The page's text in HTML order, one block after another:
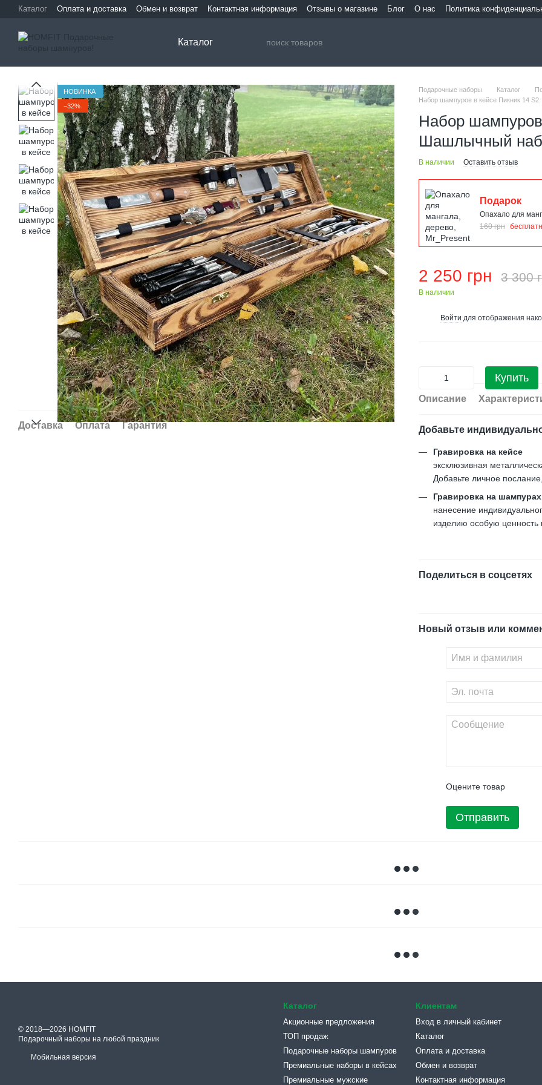
Перейти к основному контенту
Каталог Оплата и доставка Обмен и возврат Контактная информация Отзывы о магазине Блог О нас Политика
Каталог
НОВИНКА
−32%
Доставка Оплата Гарантия
Подарочные наборы Каталог
Набор шампуров в кейсе Пикник 14
Набор
Шашлычный
В наличии Оставить отзыв
Подарок
Опахало для
160 грн
2 250 грн 3 300
В наличии
Войти для отображения
Купить
Описание
Добавьте
Гравировка на кейсе
эксклюзивная
Добавьте личное
Гравировка на шампурах
нанесение
изделию особую ценность
Поделиться в соцсетях
Новый отзыв или
Оцените товар
Отправить
© 2018—2026 HOMFIT
Подарочный наборы на любой праздник
Мобильная версия
Каталог
Акционные предложения
ТОП продаж
Подарочные наборы шампуров
Премиальные наборы в кейсах
Премиальные мужские
Клиентам
Вход в личный кабинет
Каталог
Оплата и доставка
Обмен и возврат
Контактная информация